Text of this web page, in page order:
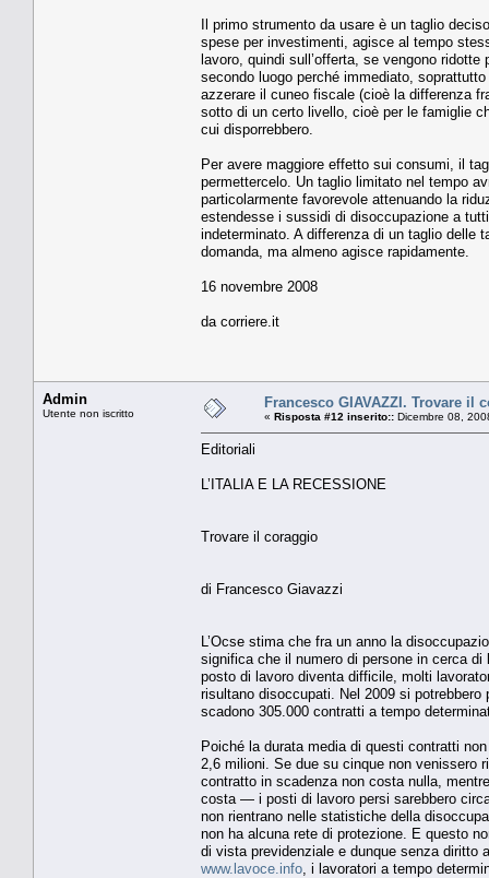
Il primo strumento da usare è un taglio
spese per investimenti, agisce al tempo
lavoro, quindi sull’offerta, se vengono
secondo luogo perché immediato,
azzerare il cuneo fiscale (cioè la differenza
sotto di un certo livello, cioè per le famiglie
cui disporrebbero.
Per avere maggiore effetto sui consumi, il
permettercelo. Un taglio limitato nel tempo
particolarmente favorevole attenuando la
estendesse i sussidi di disoccupazione a
indeterminato. A differenza di un taglio delle
domanda, ma almeno agisce rapidamente.
16 novembre 2008
da corriere.it
Admin
Utente non iscritto
Francesco GIAVAZZI. Trovare il
« Risposta #12 inserito:: Dicembre 08,
Editoriali
L’ITALIA E LA RECESSIONE
Trovare il coraggio
di Francesco Giavazzi
L’Ocse stima che fra un anno la
significa che il numero di persone in cerca
posto di lavoro diventa difficile, molti
risultano disoccupati. Nel 2009 si
scadono 305.000 contratti a tempo
Poiché la durata media di questi contratti
2,6 milioni. Se due su cinque non venissero
contratto in scadenza non costa nulla,
costa — i posti di lavoro persi sarebbero
non rientrano nelle statistiche della
non ha alcuna rete di protezione. E questo
di vista previdenziale e dunque senza diritto
www.lavoce.info , i lavoratori a tempo